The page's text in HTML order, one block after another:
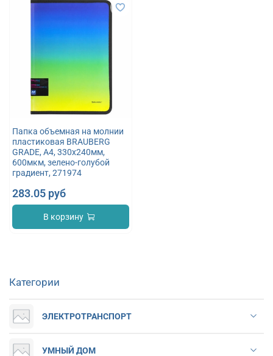
Папка объемная на молнии
пластиковая BRAUBERG
GRADE, А4, 330х240мм,
600мкм, зелено-голубой
градиент, 271974
283.05 руб
В корзину
Категории
ЭЛЕКТРОТРАНСПОРТ
УМНЫЙ ДОМ